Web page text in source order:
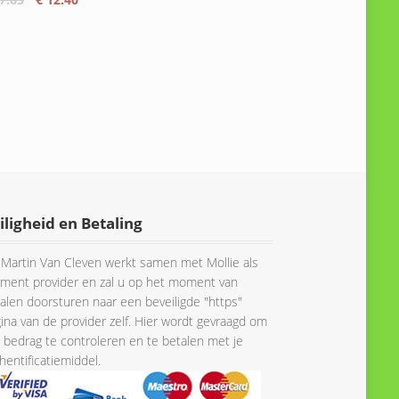
en Betaling
Van Cleven werkt samen met Mollie als
provider en zal u op het moment van
doorsturen naar een beveiligde "https"
van de provider zelf. Hier wordt gevraagd om
bedrag te controleren en te betalen met je